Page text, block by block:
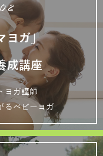
ヨガ」
成講座
ヨガ講師
るベビーヨガ